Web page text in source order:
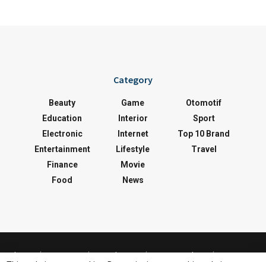
Category
Beauty
Education
Electronic
Entertainment
Finance
Food
Game
Interior
Internet
Lifestyle
Movie
News
Otomotif
Sport
Top 10 Brand
Travel
About Contact Disclaimer Privacy Policy